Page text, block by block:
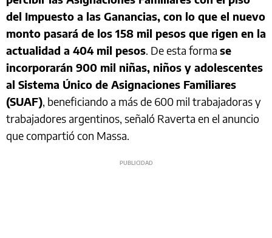
del Impuesto a las Ganancias, con lo que el nuevo
monto pasará de los 158 mil pesos que rigen en la
actualidad a 404 mil pesos. De esta forma se
incorporarán 900 mil niñas, niños y adolescentes
al Sistema Único de Asignaciones Familiares
(SUAF), beneficiando a más de 600 mil trabajadoras y
trabajadores argentinos, señaló Raverta en el anuncio
que compartió con Massa.